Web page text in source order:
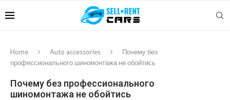
Home Auto accessories
Почему без
профессионального шиномонтажа не обойтись
Почему без профессионального
шиномонтажа не обойтись